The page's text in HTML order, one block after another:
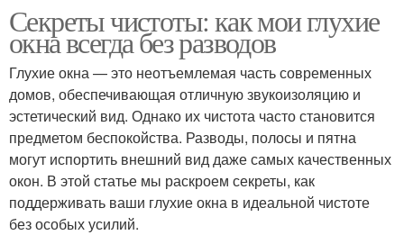
Секреты чистоты: как мои глухие
окна всегда без разводов
Глухие окна — это неотъемлемая часть современных
домов, обеспечивающая отличную звукоизоляцию и
эстетический вид. Однако их чистота часто становится
предметом беспокойства. Разводы, полосы и пятна
могут испортить внешний вид даже самых качественных
окон. В этой статье мы раскроем секреты, как
поддерживать ваши глухие окна в идеальной чистоте
без особых усилий.